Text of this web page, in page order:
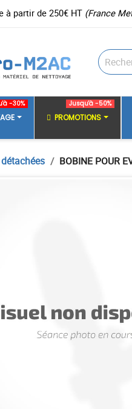
à partir de 250€ HT (France
-30%
PROMOTIONS
Jusqu'à -50%
BOBINE POUR